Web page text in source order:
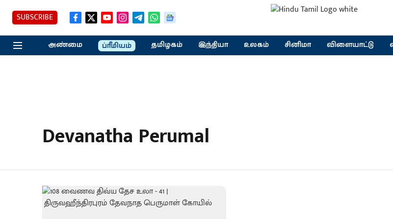
SUBSCRIBE
அண்மை ப்ரீமியம் தமிழகம் இந்தியா உலகம் சினிமா விளையாட்டு
Devanatha Perumal